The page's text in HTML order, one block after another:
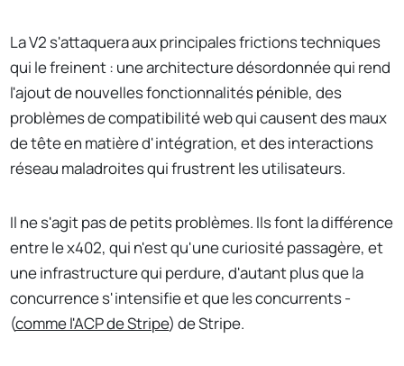
La V2 s'attaquera aux principales frictions techniques
qui le freinent : une architecture désordonnée qui rend
l'ajout de nouvelles fonctionnalités pénible, des
problèmes de compatibilité web qui causent des maux
de tête en matière d'intégration, et des interactions
réseau maladroites qui frustrent les utilisateurs.
Il ne s'agit pas de petits problèmes. Ils font la différence
entre le x402, qui n'est qu'une curiosité passagère, et
une infrastructure qui perdure, d'autant plus que la
concurrence s'intensifie et que les concurrents -
(comme l'ACP de Stripe) de Stripe.